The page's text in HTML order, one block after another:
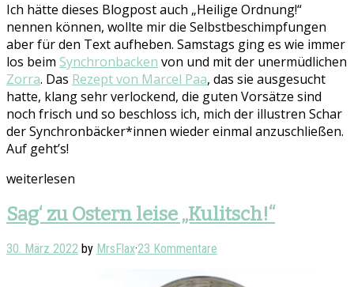
Ich hätte dieses Blogpost auch „Heilige Ordnung!“
nennen können, wollte mir die Selbstbeschimpfungen
aber für den Text aufheben. Samstags ging es wie immer
los beim Synchronbacken von und mit der unermüdlichen
Zorra. Das Rezept von Marcel Paa, das sie ausgesucht
hatte, klang sehr verlockend, die guten Vorsätze sind
noch frisch und so beschloss ich, mich der illustren Schar
der Synchronbäcker*innen wieder einmal anzuschließen.
Auf geht’s!
weiterlesen
Sag‘ zu Ostern leise „Kulitsch!“
30. März 2022 by MrsFlax·23 Kommentare